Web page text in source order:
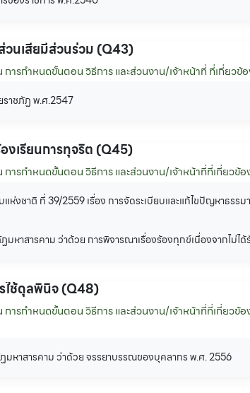
วนเสียมีส่วนร่วม (Q43)
ารกำหนดขั้นตอน วิธีการ และส่วนงาน/เจ้าหน้าที่ ที่เกี่ยวข้
าชภัฏ พ.ศ.2547
งเรียนการทุจริต (Q45)
ารกำหนดขั้นตอน วิธีการ และส่วนงาน/เจ้าหน้าที่ที่เกี่ยวข้
ห่งชาติ ที่ 39/2559 เรื่อง การจัดระเบียบและแก้ไขปัญหาธรร
หาสารคาม ว่าด้วย การพิจารณาเรื่องร้องทุกข์เนื่องจากไม่
ใช้ดุลพินิจ (Q48)
ารกำหนดขั้นตอน วิธีการ และส่วนงาน/เจ้าหน้าที่ที่เกี่ยว
มหาสารคาม ว่าด้วย จรรยาบรรณของบุคลากร พ.ศ. 2556